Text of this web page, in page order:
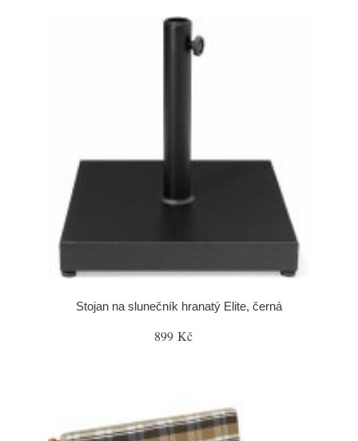
Stojan na slunečník hranatý Elite, černá
899 Kč